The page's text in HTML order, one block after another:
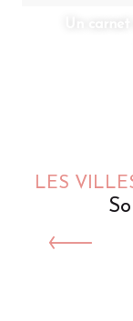
Un
LES